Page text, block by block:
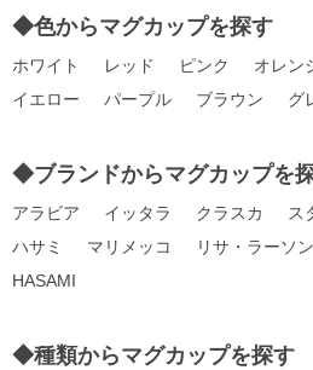
◆色からマグカップを探す
ホワイト レッド ピンク オレン
イエロー
パープル ブラウン グ
◆ブランドからマグカップを
アラビア イッタラ クラスカ ス
ハサミ
マリメッコ リサ・ラーソン
HASAMI
◆種類からマグカップを探す